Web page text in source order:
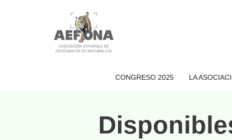
CONGRESO 2025 LA